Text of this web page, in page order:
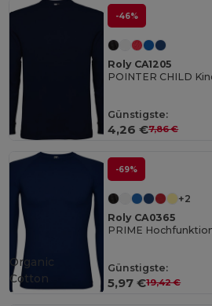
-46%
Roly CA1205
POINTER CHILD
Günstigste:
4,26 €7,86 €
-69%
+2
Roly CA0365
Günstigste:
5,97 €19,42 €
Organic
Cotton